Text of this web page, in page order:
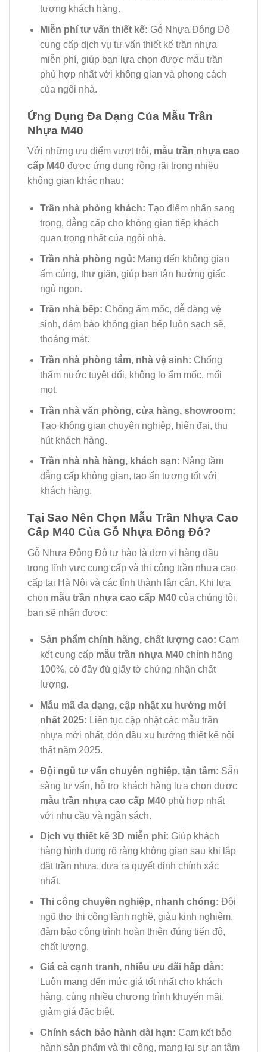
tượng khách hàng.
Miễn phí tư vấn thiết kế: Gỗ Nhựa Đông Đô
cung cấp dịch vụ tư vấn thiết kế trần nhựa
miễn phí, giúp bạn lựa chọn được mẫu trần
phù hợp nhất với không gian và phong cách
của ngôi nhà.
Ứng Dụng Đa Dạng Của Mẫu Trần
Nhựa M40
Với những ưu điểm vượt trội, mẫu trần nhựa cao
cấp M40 được ứng dụng rộng rãi trong nhiều
không gian khác nhau:
Trần nhà phòng khách: Tạo điểm nhấn sang
trọng, đẳng cấp cho không gian tiếp khách
quan trọng nhất của ngôi nhà.
Trần nhà phòng ngủ: Mang đến không gian
ấm cúng, thư giãn, giúp bạn tận hưởng giấc
ngủ ngon.
Trần nhà bếp: Chống ẩm mốc, dễ dàng vệ
sinh, đảm bảo không gian bếp luôn sạch sẽ,
thoáng mát.
Trần nhà phòng tắm, nhà vệ sinh: Chống
thấm nước tuyệt đối, không lo ẩm mốc, mối
mọt.
Trần nhà văn phòng, cửa hàng, showroom:
Tạo không gian chuyên nghiệp, hiện đại, thu
hút khách hàng.
Trần nhà nhà hàng, khách sạn: Nâng tầm
đẳng cấp không gian, tạo ấn tượng tốt với
khách hàng.
Tại Sao Nên Chọn Mẫu Trần Nhựa Cao
Cấp M40 Của Gỗ Nhựa Đông Đô?
Gỗ Nhựa Đông Đô tự hào là đơn vị hàng đầu
trong lĩnh vực cung cấp và thi công trần nhựa cao
cấp tại Hà Nội và các tỉnh thành lân cận. Khi lựa
chọn mẫu trần nhựa cao cấp M40 của chúng tôi,
bạn sẽ nhận được:
Sản phẩm chính hãng, chất lượng cao: Cam
kết cung cấp mẫu trần nhựa M40chính hãng
100%, có đầy đủ giấy tờ chứng nhận chất
lượng.
Mẫu mã đa dạng, cập nhật xu hướng mới
nhất 2025: Liên tục cập nhật các mẫu trần
nhựa mới nhất, đón đầu xu hướng thiết kế nội
thất năm 2025.
Đội ngũ tư vấn chuyên nghiệp, tận tâm: Sẵn
sàng tư vấn, hỗ trợ khách hàng lựa chọn được
mẫu trần nhựa cao cấp M40phù hợp nhất
với nhu cầu và ngân sách.
Dịch vụ thiết kế 3D miễn phí: Giúp khách
hàng hình dung rõ ràng không gian sau khi lắp
đặt trần nhựa, đưa ra quyết định chính xác
nhất.
Thi công chuyên nghiệp, nhanh chóng: Đội
ngũ thợ thi công lành nghề, giàu kinh nghiệm,
đảm bảo công trình hoàn thiện đúng tiến độ,
chất lượng.
Giá cả cạnh tranh, nhiều ưu đãi hấp dẫn:
Luôn mang đến mức giá tốt nhất cho khách
hàng, cùng nhiều chương trình khuyến mãi,
giảm giá đặc biệt.
Chính sách bảo hành dài hạn: Cam kết bảo
hành sản phẩm và thi công, mang lại sự an tâm